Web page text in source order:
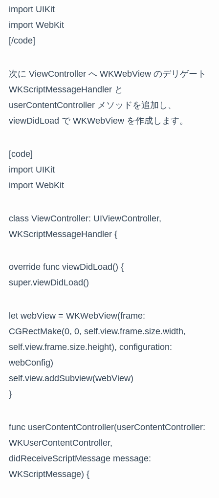
import UIKit
import WebKit
[/code]
次に ViewController へ WKWebView のデリゲート
WKScriptMessageHandler と
userContentController メソッドを追加し、
viewDidLoad で WKWebView を作成します。
[code]
import UIKit
import WebKit
class ViewController: UIViewController,
WKScriptMessageHandler {
override func viewDidLoad() {
super.viewDidLoad()
let webView = WKWebView(frame:
CGRectMake(0, 0, self.view.frame.size.width,
self.view.frame.size.height), configuration:
webConfig)
self.view.addSubview(webView)
}
func userContentController(userContentController:
WKUserContentController,
didReceiveScriptMessage message:
WKScriptMessage) {